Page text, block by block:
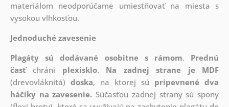
materiálom neodporúčame umiestňovať na miesta s
vysokou vlhkosťou.
Jednoduché zavesenie
Plagáty sú dodávané osobitne s rámom. Prednú
časťchráni plexisklo. Na zadnej strane je
MDF
(drevovláknitá) doska, na ktorej sú pripevnené dva
háčiky na zavesenie.Súčasťou zadnej strany sú spony